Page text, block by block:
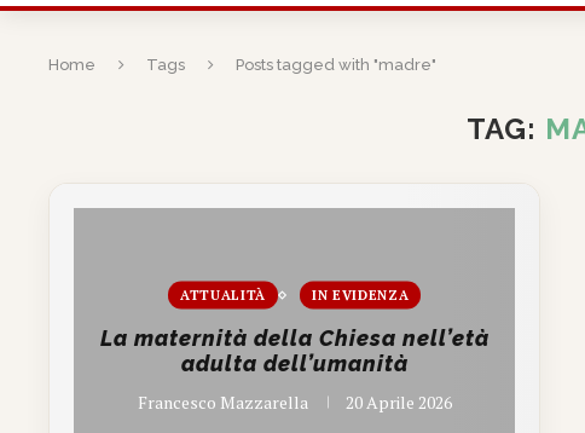
Home Tags Posts tagged with "madre"
TAG:
ATTUALITÀ IN EVIDENZA
La maternità della Chiesa nell’età
adulta dell’umanità
Francesco Mazzarella 20 Aprile 2026